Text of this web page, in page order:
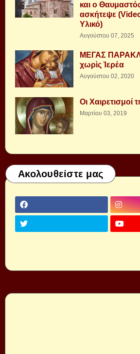
και ο
ασκήτεψε
Υλικό)
Αυγούστου 07, 2025
ΜΕΓΑΣ
χωρὶς Ἱερέα
Αυγούστου 02, 2020
Οι Χαιρετισμοί
Μαρτίου 03, 2019
Ακολουθείστε μας